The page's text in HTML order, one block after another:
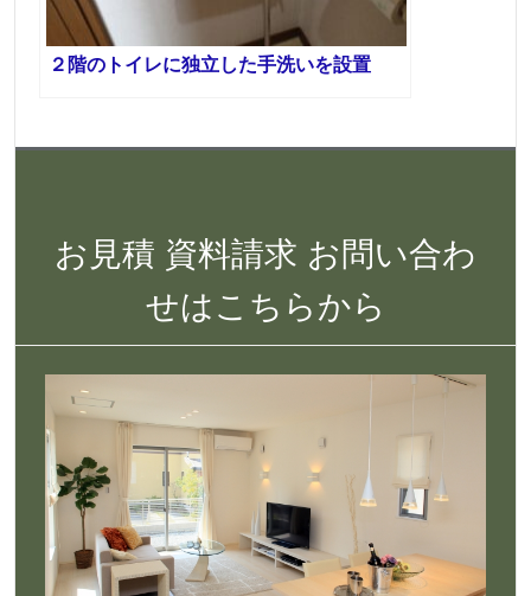
２階のトイレに独立した手洗いを設置
お見積 資料請求 お問い合わ
せはこちらから